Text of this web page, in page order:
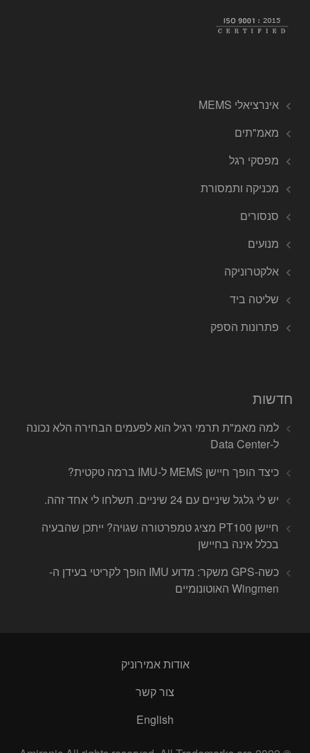
אינרציאלי MEMS
מאמ"תים
מפסקי רגל
מכניקה ותמסורת
סנסורים
מנועים
אלקטרוניקה
שליטה ביד
פתרונות הספק
חדשות
למה מאמ"ת תרמי רגיל הוא לפעמים הבחירה הלא נכונה
ל-Data Center
כיצד הופך חיישן MEMS ל-IMU ברמה טקטית?
יש לי גלגל שיניים עם 24 שיניים. תשלחו לי אחד זהה.
חיישן PT100 מציג טמפרטורה שגויה? ייתכן שהבעיה
בכלל אינה בחיישן
כשה-GPS משקר: מדוע IMU הופך לקריטי בעידן ה-
Wingmen האוטונומיים
אודות אמירוניק
צור קשר
English